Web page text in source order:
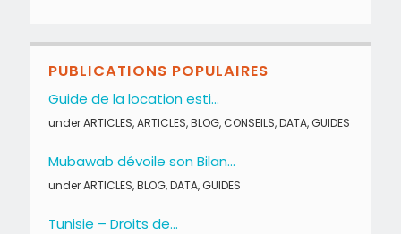
PUBLICATIONS POPULAIRES
Guide de la location esti...
underARTICLES,ARTICLES,BLOG,CONSEILS,DATA,GUIDES
Mubawab dévoile son Bilan...
underARTICLES,BLOG,DATA,GUIDES
Tunisie – Droits de...